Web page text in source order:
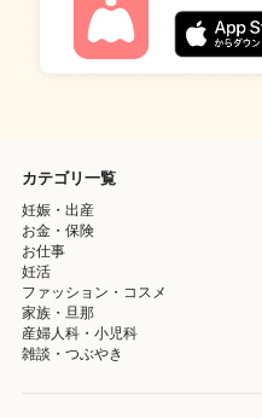
カテゴリ一覧
妊娠・出産
お金・保険
お仕事
妊活
ファッション・コスメ
家族・旦那
産婦人科・小児科
雑談・つぶやき